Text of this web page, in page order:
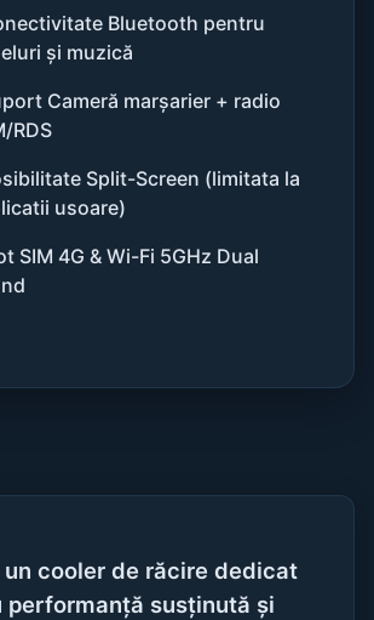
Bluetooth pentru
și muzică
Cameră marșarier + radio
RDS
Split-Screen (limitata la
usoare)
SIM 4G & Wi-Fi 5GHz Dual
cooler de răcire dedicat
performanță susținută și